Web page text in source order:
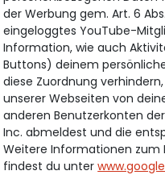
der Werbung gem. Art. 6
eingeloggtes YouTube-
Information, wie auch
Buttons) deinem
diese Zuordnung
unserer Webseiten von
anderen Benutzerkonten
Inc. abmeldest und die
Weitere Informationen zum
findest du unter